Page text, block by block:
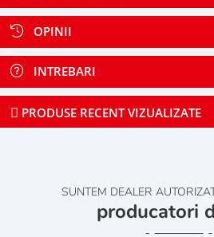
OPINII
INTREBARI
PRODUSE RECENT VIZUALIZATE
SUNTEM DEALER
producatori